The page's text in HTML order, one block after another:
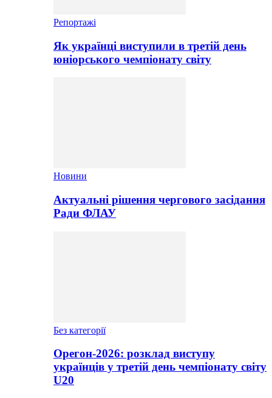
Репортажі
Як українці виступили в третій день
юніорського чемпіонату світу
Новини
Актуальні рішення чергового засідання
Ради ФЛАУ
Без категорії
Орегон-2026: розклад виступу
українців у третій день чемпіонату світу
U20